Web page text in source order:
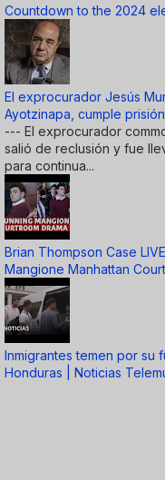
Countdown to the 2024
El exprocurador Jesús
Ayotzinapa, cumple
--- El exprocurador
salió de reclusión y fue
para continua...
Brian Thompson Case
Mangione Manhattan Court
Inmigrantes temen por su
Honduras | Noticias